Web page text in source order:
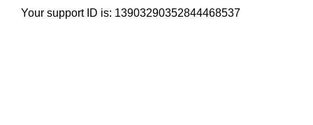
Your support ID is: 13903290352844468537